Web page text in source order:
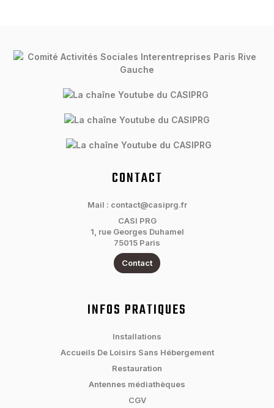
CONTACT
Mail : contact@casiprg.fr
CASI PRG
1, rue Georges Duhamel
75015 Paris
Contact
INFOS PRATIQUES
Installations
Accueils De Loisirs Sans Hébergement
Restauration
Antennes médiathèques
CGV